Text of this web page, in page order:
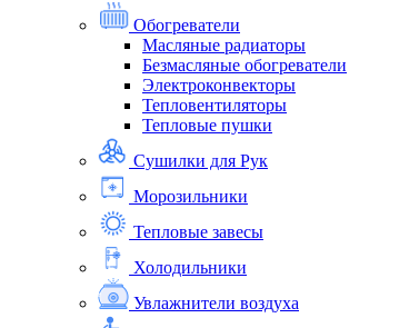
Обогреватели
Масляные радиаторы
Безмасляные обогреватели
Электроконвекторы
Тепловентиляторы
Тепловые пушки
Сушилки для Рук
Морозильники
Тепловые завесы
Холодильники
Увлажнители воздуха